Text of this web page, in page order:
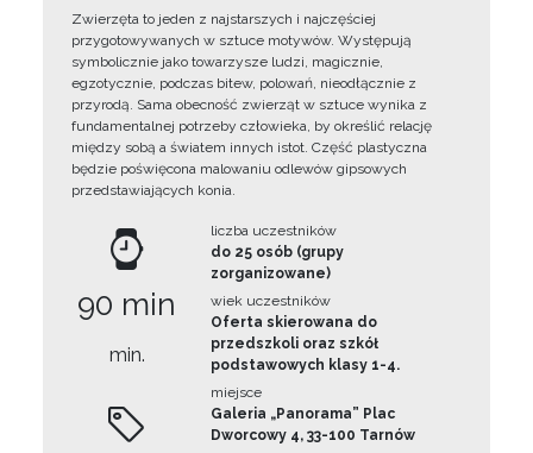
Zwierzęta to jeden z najstarszych i najczęściej
przygotowywanych w sztuce motywów. Występują
symbolicznie jako towarzysze ludzi, magicznie,
egzotycznie, podczas bitew, polowań, nieodłącznie z
przyrodą. Sama obecność zwierząt w sztuce wynika z
fundamentalnej potrzeby człowieka, by określić relację
między sobą a światem innych istot. Część plastyczna
będzie poświęcona malowaniu odlewów gipsowych
przedstawiających konia.
90 min
min.
liczba uczestników
do 25 osób (grupy
zorganizowane)
wiek uczestników
Oferta skierowana do
przedszkoli oraz szkół
podstawowych klasy 1-4.
miejsce
Galeria „Panorama” Plac
Dworcowy 4, 33-100 Tarnów